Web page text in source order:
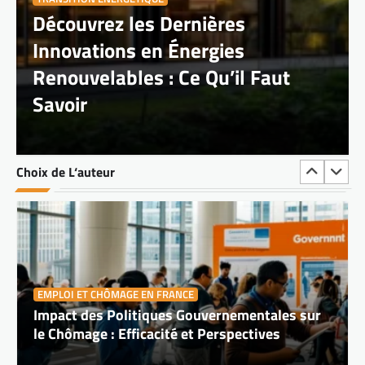
Découvrez les Dernières
Innovations en Énergies
Renouvelables : Ce Qu’il Faut
Savoir
Choix de L‘auteur
EMPLOI ET CHÔMAGE EN FRANCE
EMPLOI ET CHÔMAGE EN FRANCE
Comment la Digitalisation Révolutionne le
Marché du Travail : Opportunités et Défis